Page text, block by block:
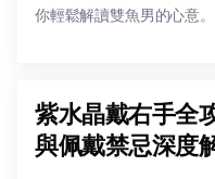
你輕鬆解讀雙魚男的心意。
紫水晶戴右手全
與佩戴禁忌深度